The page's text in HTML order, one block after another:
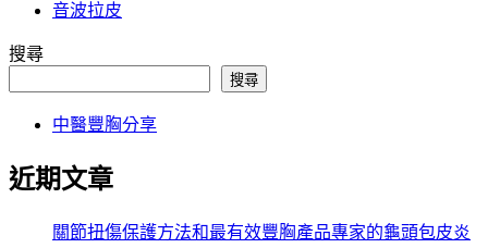
音波拉皮
搜尋
搜尋
中醫豐胸分享
近期文章
關節扭傷保護方法和最有效豐胸產品專家的龜頭包皮炎